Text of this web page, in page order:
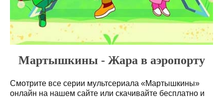
Мартышкины - Жара в аэропорту
Смотрите все серии мультсериала «Мартышкины»
онлайн на нашем сайте или скачивайте бесплатно и